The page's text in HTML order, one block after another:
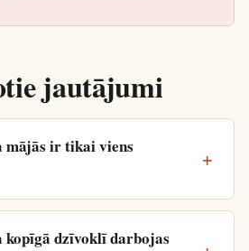
jautājumi
mājās ir tikai viens
dzīvoklī darbojas